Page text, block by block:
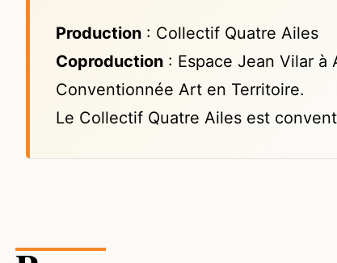
Production : Collectif Quatre Ailes
Coproduction : Espace Jean Vilar à
Conventionnée Art en Territoire.
Le Collectif Quatre Ailes est